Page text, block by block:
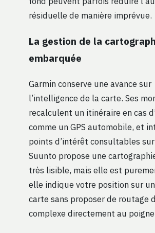
résiduelle de manière imprévue.
La gestion de la
embarquée
Garmin conserve une avance sur
l’intelligence de la carte. Ses
recalculent un itinéraire en cas
comme un GPS automobile, et
points d’intérêt consultables sur
Suunto propose une
très lisible, mais elle est
elle indique votre position sur
carte sans proposer de routage
complexe directement au